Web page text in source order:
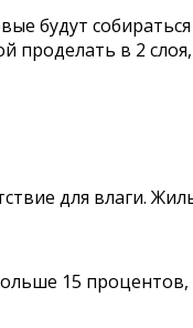
будут
проделать в 2
для влаги.
15